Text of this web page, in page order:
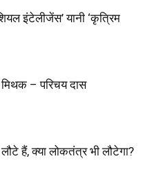
इंटेलीजेंस’ यानी ‘कृत्रिम
मिथक – परिचय दास
हैं, क्या लोकतंत्र भी लौटेगा?